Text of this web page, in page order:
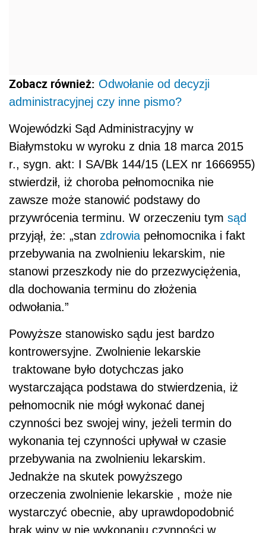
Zobacz również: Odwołanie od decyzji
administracyjnej czy inne pismo?
Wojewódzki Sąd Administracyjny w
Białymstoku w wyroku z dnia 18 marca 2015
r., sygn. akt: I SA/Bk 144/15 (LEX nr 1666955)
stwierdził, iż choroba pełnomocnika nie
zawsze może stanowić podstawy do
przywrócenia terminu. W orzeczeniu tym sąd
przyjął, że: „stan zdrowia pełnomocnika i fakt
przebywania na zwolnieniu lekarskim, nie
stanowi przeszkody nie do przezwyciężenia,
dla dochowania terminu do złożenia
odwołania.”
Powyższe stanowisko sądu jest bardzo
kontrowersyjne. Zwolnienie lekarskie
traktowane było dotychczas jako
wystarczająca podstawa do stwierdzenia, iż
pełnomocnik nie mógł wykonać danej
czynności bez swojej winy, jeżeli termin do
wykonania tej czynności upływał w czasie
przebywania na zwolnieniu lekarskim.
Jednakże na skutek powyższego
orzeczenia zwolnienie lekarskie , może nie
wystarczyć obecnie, aby uprawdopodobnić
brak winy w nie wykonaniu czynności w